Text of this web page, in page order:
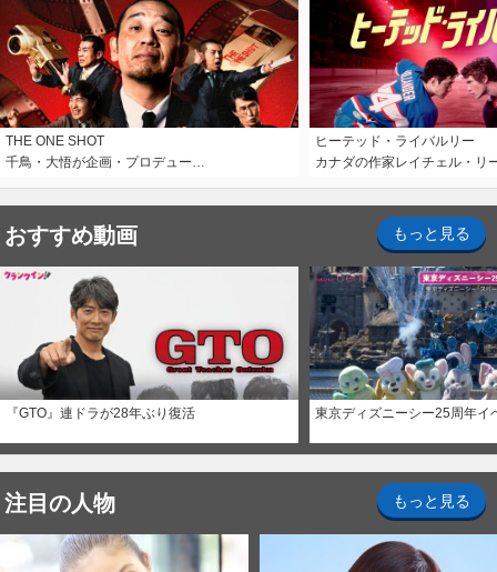
THE ONE SHOT
千鳥・大悟が企画・プロデュー…
ヒーテッド・ライバルリー
カナダの作家レイチェル・リ
おすすめ動画 もっと見る
『GTO』連ドラが28年ぶり復活 東京ディズニーシー25周年イ
注目の人物 もっと見る